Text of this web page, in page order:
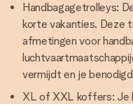
Handbagagetrolleys:
korte vakanties. Deze
afmetingen voor
vermijdt en je
XL of XXL koffers: Je